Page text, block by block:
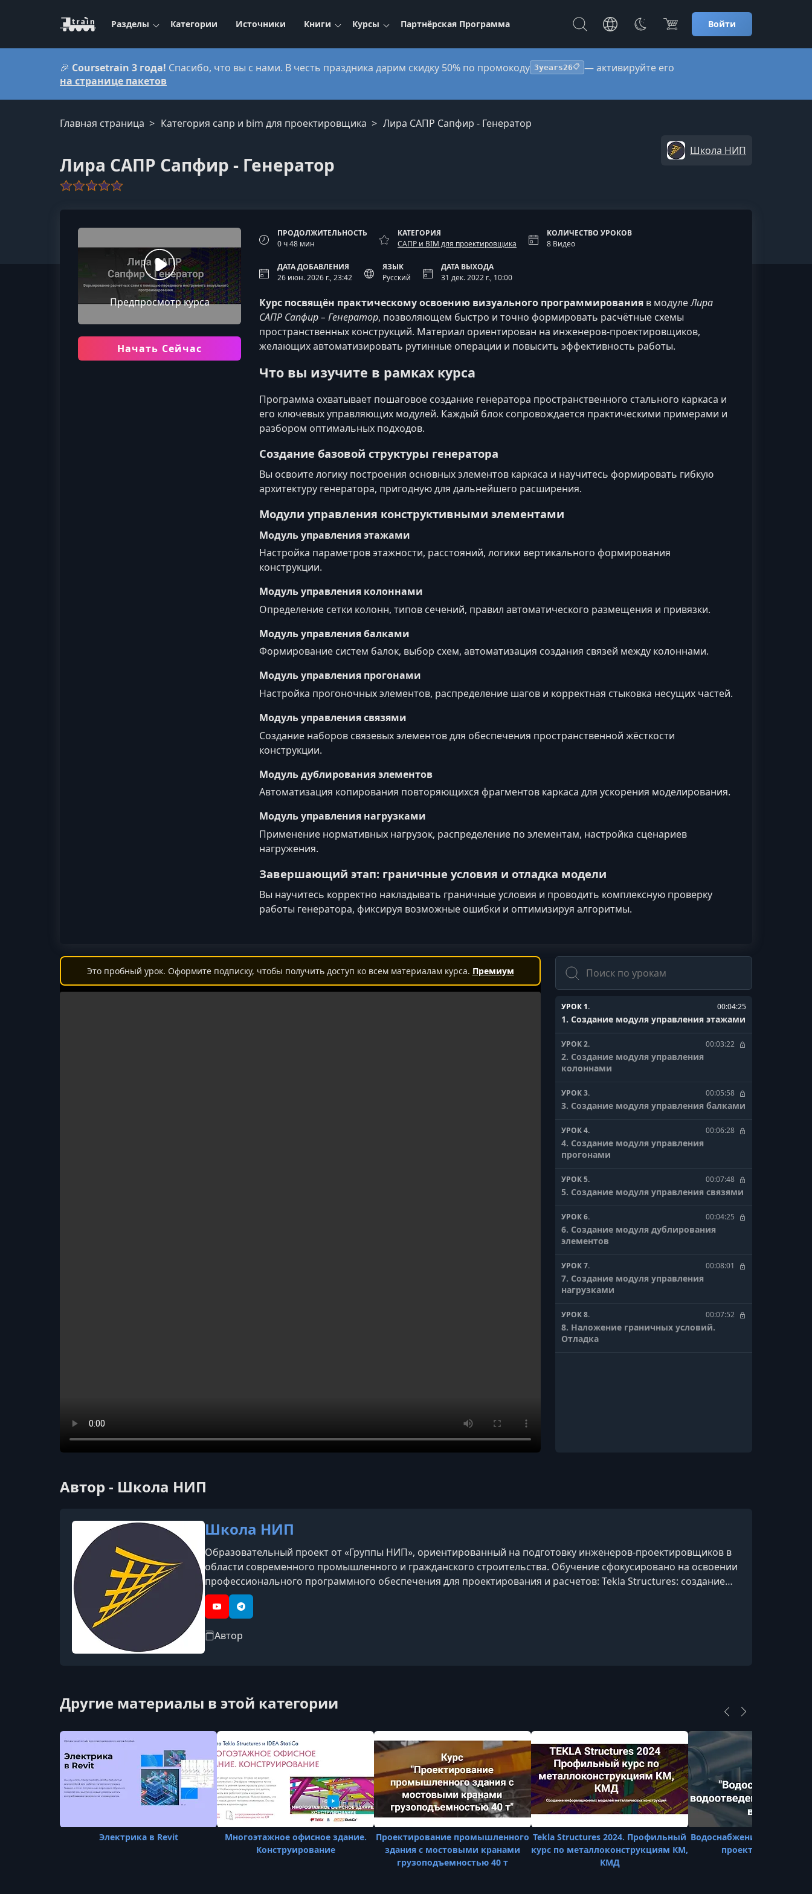
Разделы Категории Источники Книги Курсы Партнёрская Программа Войти
🎉 Coursetrain 3 года! Спасибо, что вы с нами. В честь праздника дарим скидку 50% по промокоду 3years26📋 — активируйте его
на странице пакетов
Главная страница Категория сапр и bim для проектировщика Лира САПР Сапфир - Генератор
Лира САПР Сапфир - Генератор
Школа НИП
Предпросмотр курса
Начать Сейчас
ПРОДОЛЖИТЕЛЬНОСТЬ
0 ч 48 мин
КАТЕГОРИЯ
САПР и BIM для проектировщика
КОЛИЧЕСТВО УРОКОВ
8 Видео
ДАТА ДОБАВЛЕНИЯ
26 июн. 2026 г., 23:42
ЯЗЫК
Русский
ДАТА ВЫХОДА
31 дек. 2022 г., 10:00
Курс посвящён практическому освоению визуального программирования в модулеЛира
САПР Сапфир – Генератор, позволяющем быстро и точно формировать расчётные схемы
пространственных конструкций. Материал ориентирован на инженеров‑проектировщиков,
желающих автоматизировать рутинные операции и повысить эффективность работы.
Что вы изучите в рамках курса
Программа охватывает пошаговое создание генератора пространственного стального каркаса и
его ключевых управляющих модулей. Каждый блок сопровождается практическими примерами и
разбором оптимальных подходов.
Создание базовой структуры генератора
Вы освоите логику построения основных элементов каркаса и научитесь формировать гибкую
архитектуру генератора, пригодную для дальнейшего расширения.
Модули управления конструктивными элементами
Модуль управления этажами
Настройка параметров этажности, расстояний, логики вертикального формирования
конструкции.
Модуль управления колоннами
Определение сетки колонн, типов сечений, правил автоматического размещения и привязки.
Модуль управления балками
Формирование систем балок, выбор схем, автоматизация создания связей между колоннами.
Модуль управления прогонами
Настройка прогоночных элементов, распределение шагов и корректная стыковка несущих частей.
Модуль управления связями
Создание наборов связевых элементов для обеспечения пространственной жёсткости
конструкции.
Модуль дублирования элементов
Автоматизация копирования повторяющихся фрагментов каркаса для ускорения моделирования.
Модуль управления нагрузками
Применение нормативных нагрузок, распределение по элементам, настройка сценариев
нагружения.
Завершающий этап: граничные условия и отладка модели
Вы научитесь корректно накладывать граничные условия и проводить комплексную проверку
работы генератора, фиксируя возможные ошибки и оптимизируя алгоритмы.
Это пробный урок. Оформите подписку, чтобы получить доступ ко всем материалам курса. Премиум
Поиск
УРОК 1. 00:04:25
1. Создание модуля управления этажами
УРОК 2. 00:03:22
2. Создание модуля управления
колоннами
УРОК 3. 00:05:58
3. Создание модуля управления балками
УРОК 4. 00:06:28
4. Создание модуля управления
прогонами
УРОК 5. 00:07:48
5. Создание модуля управления связями
УРОК 6. 00:04:25
6. Создание модуля дублирования
элементов
УРОК 7. 00:08:01
7. Создание модуля управления
нагрузками
УРОК 8. 00:07:52
8. Наложение граничных условий.
Отладка
Автор - Школа НИП
Школа НИП
Образовательный проект от «Группы НИП», ориентированный на подготовку инженеров-проектировщиков в
области современного промышленного и гражданского строительства. Обучение сфокусировано на освоении
профессионального программного обеспечения для проектирования и расчетов: Tekla Structures: создание
информационных моделей зданий (BIM), настройка конфигураций и шаблонов отчетов; Расчетные комплексы:
обучение работе в SCAD Office, Лира-САПР и Лира 10
YouTubeTelegram
Автор
Другие материалы в этой категории
Электрика в Revit
Многоэтажное офисное здание.
Конструирование
Проектирование промышленного
здания с мостовыми кранами
грузоподъемностью 40 т
Tekla Structures 2024. Профильный
курс по металлоконструкциям КМ,
КМД
Водоснабжение и
проектируем в Revit